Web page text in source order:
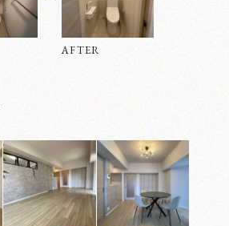
お知らせ
お問い合わせ
AFTER